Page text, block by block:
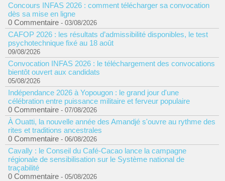
Concours INFAS 2026 : comment télécharger sa convocation
dès sa mise en ligne
0 Commentaire - 03/08/2026
CAFOP 2026 : les résultats d’admissibilité disponibles, le test
psychotechnique fixé au 18 août
09/08/2026
Convocation INFAS 2026 : le téléchargement des convocations
bientôt ouvert aux candidats
05/08/2026
Indépendance 2026 à Yopougon : le grand jour d'une
célébration entre puissance militaire et ferveur populaire
0 Commentaire - 07/08/2026
À Ouatti, la nouvelle année des Amandjé s'ouvre au rythme des
rites et traditions ancestrales
0 Commentaire - 06/08/2026
Cavally : le Conseil du Café-Cacao lance la campagne
régionale de sensibilisation sur le Système national de
traçabilité
0 Commentaire - 05/08/2026